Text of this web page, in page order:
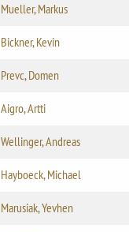
Mueller, Markus
Bickner, Kevin
Prevc, Domen
Aigro, Artti
Wellinger, Andreas
Hayboeck, Michael
Marusiak, Yevhen